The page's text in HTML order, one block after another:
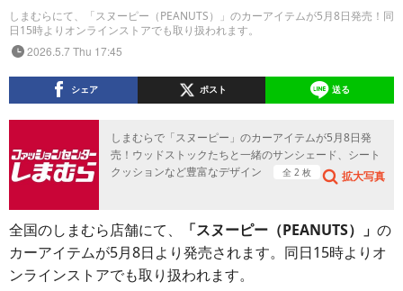
しまむらにて、「スヌーピー（PEANUTS）」のカーアイテムが5月8日発売！同
日15時よりオンラインストアでも取り扱われます。
2026.5.7 Thu 17:45
シェア ポスト 送る
しまむらで「スヌーピー」のカーアイテムが5月8日発
売！ウッドストックたちと一緒のサンシェード、シート
クッションなど豊富なデザイン
全 2 枚 拡大写真
全国のしまむら店舗にて、 「スヌーピー（PEANUTS）」 の
カーアイテムが5月8日より発売されます。同日15時よりオ
ンラインストアでも取り扱われます。